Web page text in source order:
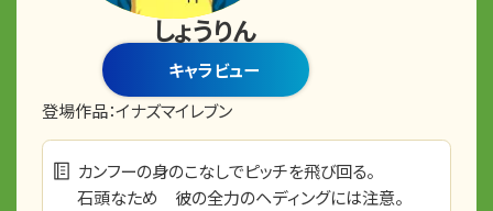
しょうりん
キャラビュー
登場作品：イナズマイレブン
カンフーの身のこなしでピッチを飛び回る。
石頭なため 彼の全力のヘディングには注意。